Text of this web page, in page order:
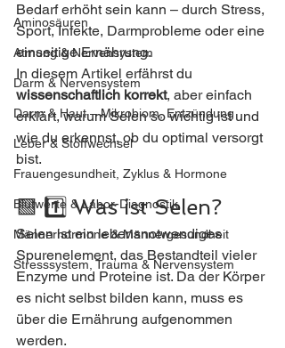
Aminosäuren
Atmung & Nervensystem
Darm & Nervensystem
Darm & Haut – Mikrobiom, Entzündung
Leber & Stoffwechsel
Frauengesundheit, Zyklus & Hormone
Blutwerte & Labor-Diagnostik
Männerhormone & Männergesundheit
Stresssystem, Trauma & Nervensystem
Bedarf erhöht sein kann – durch Stress,
Sport, Infekte, Darmprobleme oder eine
einseitige Ernährung.
In diesem Artikel erfährst du
wissenschaftlich korrekt, aber einfach
erklärt, warum Selen so wichtig ist und
wie du erkennst, ob du optimal versorgt
bist.
🟩 1️⃣ Was ist Selen?
Selen ist ein lebensnotwendiges
Spurenelement, das Bestandteil vieler
Enzyme und Proteine ist. Da der Körper
es nicht selbst bilden kann, muss es
über die Ernährung aufgenommen
werden.